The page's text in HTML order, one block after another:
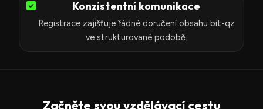
Konzistentní komunikace
Registrace zajišťuje řádné doručení obsahu bit-qz
ve strukturované podobě.
Začněte svou vzdělávací cestu